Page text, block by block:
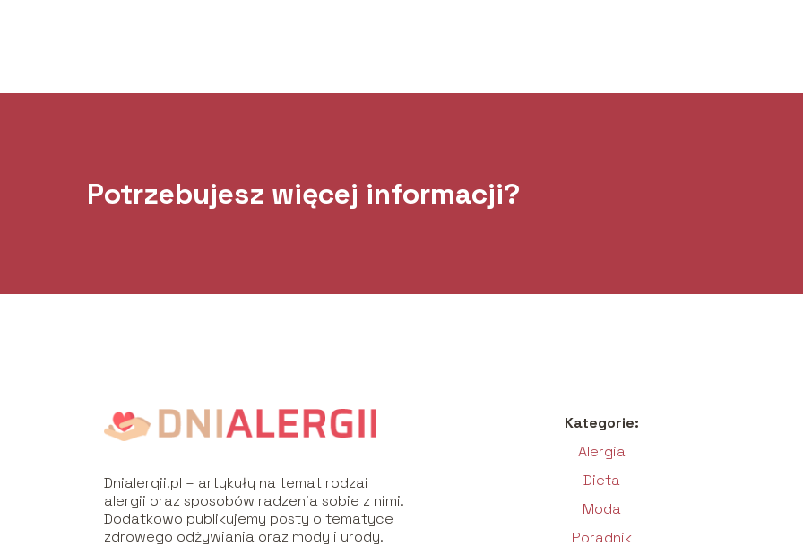
Potrzebujesz więcej informacji?
Dnialergii.pl – artykuły na temat rodzai
alergii oraz sposobów radzenia sobie z nimi.
Dodatkowo publikujemy posty o tematyce
zdrowego odżywiania oraz mody i urody.
Kategorie:
Alergia
Dieta
Moda
Poradnik